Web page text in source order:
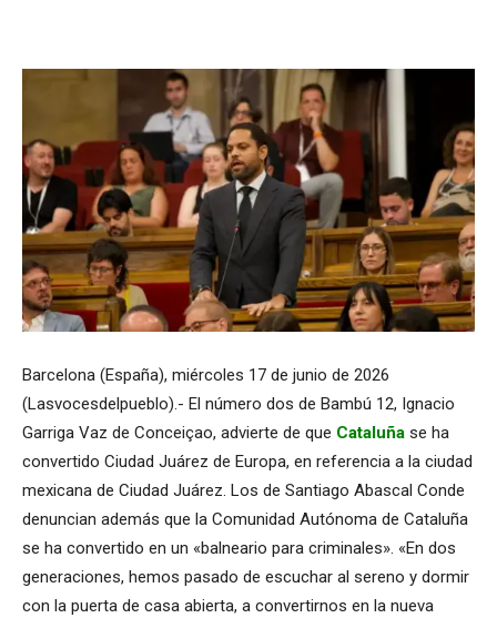
Barcelona (España), miércoles 17 de junio de 2026
(Lasvocesdelpueblo).- El número dos de Bambú 12, Ignacio
Garriga Vaz de Conceiçao, advierte de que Cataluña se ha
convertido Ciudad Juárez de Europa, en referencia a la ciudad
mexicana de Ciudad Juárez. Los de Santiago Abascal Conde
denuncian además que la Comunidad Autónoma de Cataluña
se ha convertido en un «balneario para criminales». «En dos
generaciones, hemos pasado de escuchar al sereno y dormir
con la puerta de casa abierta, a convertirnos en la nueva